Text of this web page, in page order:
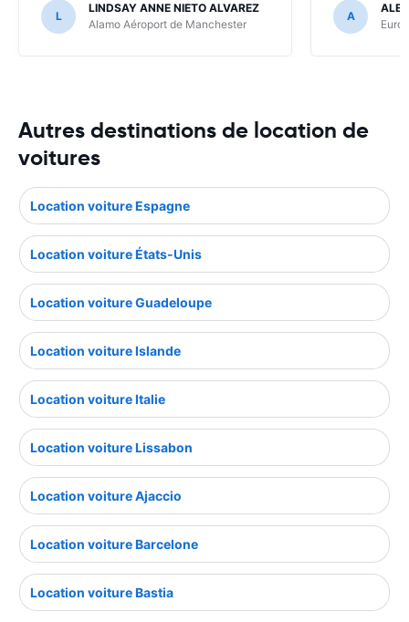
L
LINDSAY ANNE NIETO ALVAREZ
Alamo Aéroport de Manchester
A
Autres destinations de location de
voitures
Location voiture Espagne
Location voiture États-Unis
Location voiture Guadeloupe
Location voiture Islande
Location voiture Italie
Location voiture Lissabon
Location voiture Ajaccio
Location voiture Barcelone
Location voiture Bastia